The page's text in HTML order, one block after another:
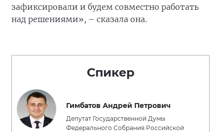
зафиксировали и будем совместно работать
над решениями», – сказала она.
Спикер
Гимбатов Андрей Петрович
Депутат Государственной Думы
Федерального Собрания Российской